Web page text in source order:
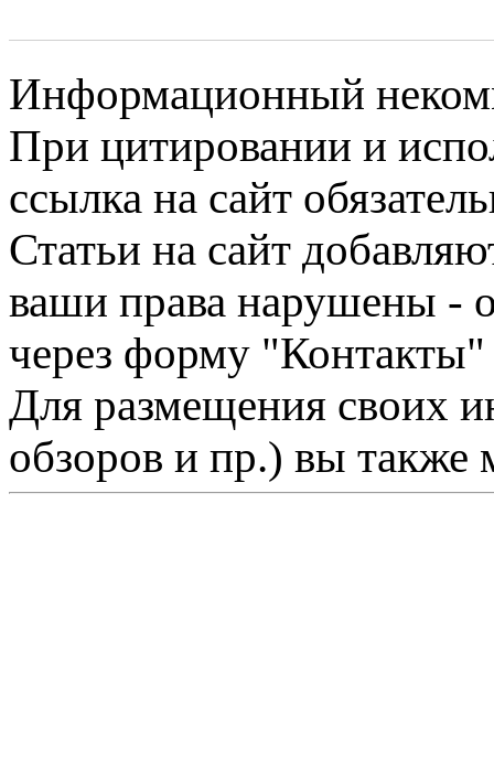
Информационный
При цитировании и
ссылка на сайт
Статьи на сайт
ваши права нарушены -
через форму "Контакты"
Для размещения своих
обзоров и пр.) вы также